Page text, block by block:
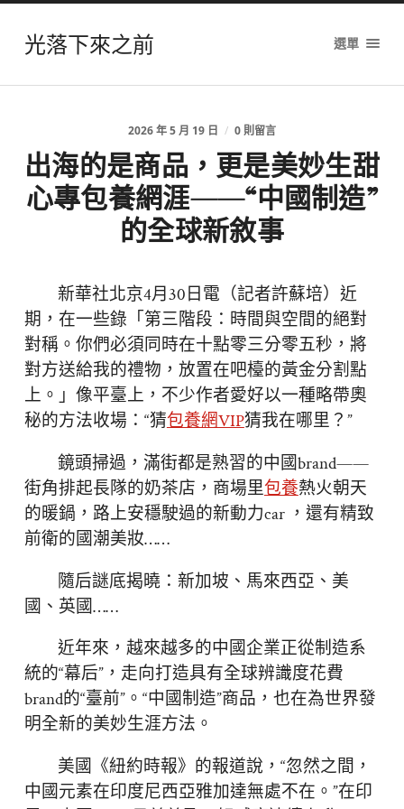
光落下來之前 選單
2026 年 5 月 19 日 / 0 則留言
出海的是商品，更是美妙生甜
心專包養網涯——“中國制造”
的全球新敘事
新華社北京4月30日電（記者許蘇培）近
期，在一些錄「第三階段：時間與空間的絕對
對稱。你們必須同時在十點零三分零五秒，將
對方送給我的禮物，放置在吧檯的黃金分割點
上。」像平臺上，不少作者愛好以一種略帶奧
秘的方法收場：“猜包養網VIP猜我在哪里？”
鏡頭掃過，滿街都是熟習的中國brand——
街角排起長隊的奶茶店，商場里包養熱火朝天
的暖鍋，路上安穩駛過的新動力car ，還有精致
前衛的國潮美妝……
隨后謎底揭曉：新加坡、馬來西亞、美
國、英國……
近年來，越來越多的中國企業正從制造系
統的“幕后”，走向打造具有全球辨識度花費
brand的“臺前”。“中國制造”商品，也在為世界發
明全新的美妙生涯方法。
美國《紐約時報》的報道說，“忽然之間，
中國元素在印度尼西亞雅加達無處不在。”在印